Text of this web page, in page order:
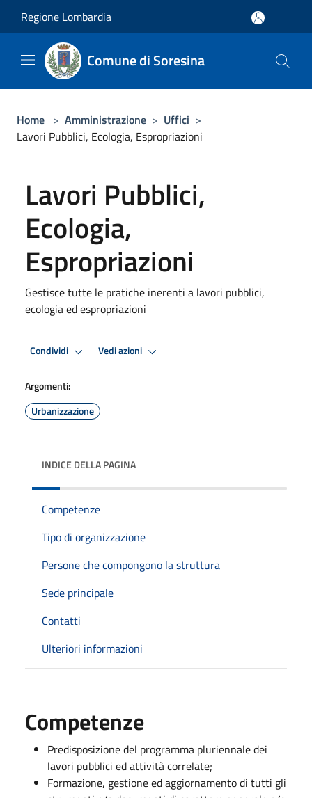
Regione Lombardia
Comune di Soresina
Home > Amministrazione > Uffici >
Lavori Pubblici, Ecologia, Espropriazioni
Lavori Pubblici,
Ecologia,
Espropriazioni
Gestisce tutte le pratiche inerenti a lavori pubblici,
ecologia ed espropriazioni
Condividi Vedi azioni
Argomenti:
Urbanizzazione
INDICE DELLA PAGINA
Competenze
Tipo di organizzazione
Persone che compongono la struttura
Sede principale
Contatti
Ulteriori informazioni
Competenze
Predisposizione del programma pluriennale dei
lavori pubblici ed attività correlate;
Formazione, gestione ed aggiornamento di tutti gli